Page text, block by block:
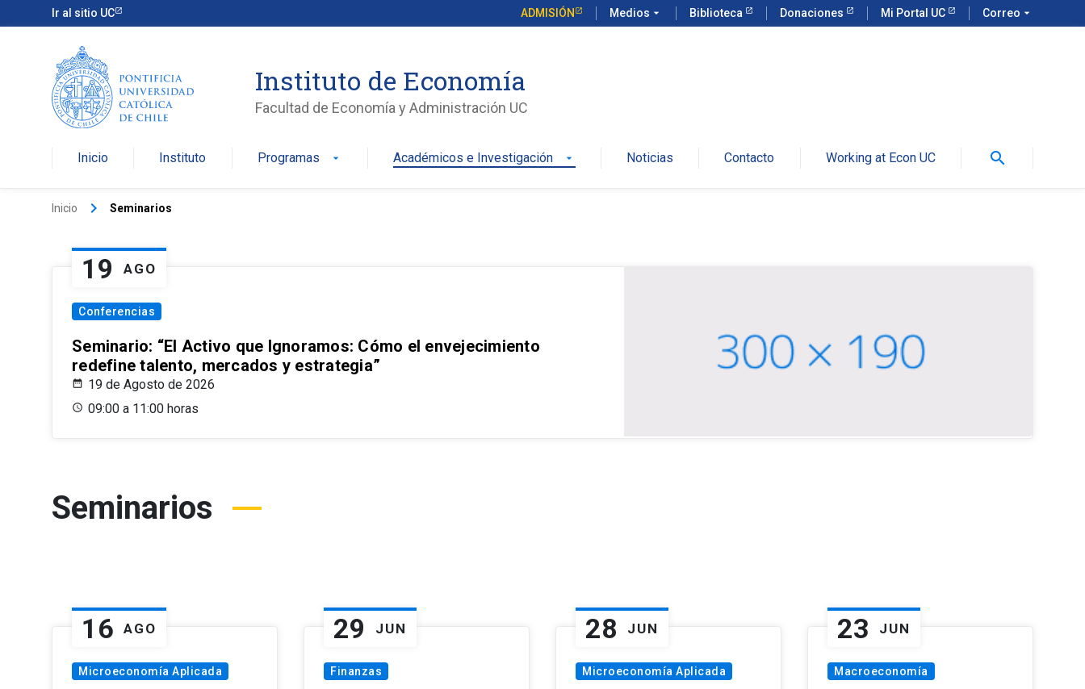
Ir al sitio UC ADMISIÓN Medios arrow_drop_down Biblioteca Donaciones Mi Portal UC Correo arrow_drop_down
Instituto de Economía
Facultad de Economía y Administración UC
Inicio Instituto Programas arrow_drop_down Académicos e Investigación arrow_drop_down Noticias Contacto Working at Econ UC search
Inicio keyboard_arrow_right Seminarios
19 AGO
Conferencias
Seminario: “El Activo que Ignoramos: Cómo el envejecimiento
redefine talento, mercados y estrategia”
19 de Agosto de 2026
09:00 a 11:00 horas
Seminarios
16 AGO
Microeconomía Aplicada
29 JUN
Finanzas
28 JUN
Microeconomía Aplicada
23 JUN
Macroeconomía